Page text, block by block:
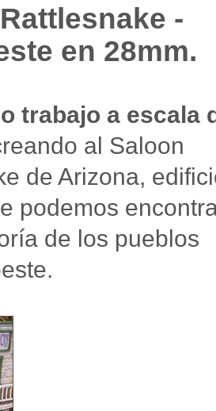
-
en 28mm.
trabajo a escala
al Saloon
de Arizona,
podemos
de los pueblos